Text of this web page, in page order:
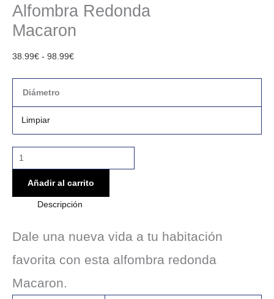
Alfombra Redonda
Macaron
38.99€ - 98.99€
Diámetro
Limpiar
Añadir al carrito
Descripción
Dale una nueva vida a tu habitación
favorita con esta alfombra redonda
Macaron.